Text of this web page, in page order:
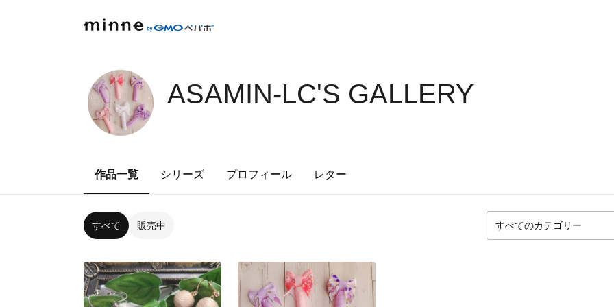
ASAMIN-LC'S GALLERY
作品一覧 シリーズ プロフィール レター
すべて 販売中